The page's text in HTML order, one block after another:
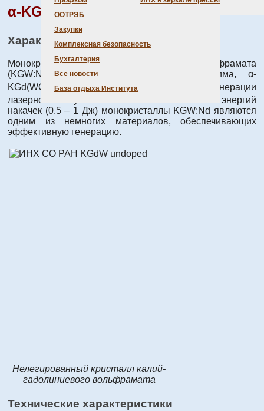
ООТРЭБ
Закупки
Комплексная безопасность
Бухгалтерия
Все новости
База отдыха Института
α-KGd(WO4
3+
Характеристика
Монокристаллы калий-гадолиниевого вольфрамата
(KGW:Nd), активированные ионами неодима, α-
KGd(WO
2- Nd
, используются для генерации
лазерного излучения. В области небольших энергий
накачек (0.5 – 1 Дж) монокристаллы KGW:Nd являются
одним из немногих материалов, обеспечивающих
эффективную генерацию.
Нелегированный кристалл калий-
гадолиниевого вольфрамата
Технические характеристики